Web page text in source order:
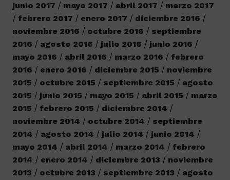
junio 2017
mayo 2017 abril 2017
marzo 2017
febrero 2017
enero 2017
diciembre 2016
noviembre 2016
octubre 2016
septiembre
2016
agosto 2016 julio 2016
junio 2016
mayo 2016
abril 2016 marzo 2016
febrero
2016
enero 2016 diciembre 2015
noviembre
2015
octubre 2015 septiembre 2015
agosto
2015
junio 2015 mayo 2015 abril 2015
marzo
2015
febrero 2015
diciembre 2014
noviembre 2014
octubre 2014
septiembre
2014
agosto 2014 julio 2014
junio 2014
mayo 2014
abril 2014 marzo 2014
febrero
2014
enero 2014 diciembre 2013
noviembre
2013
octubre 2013 septiembre 2013
agosto